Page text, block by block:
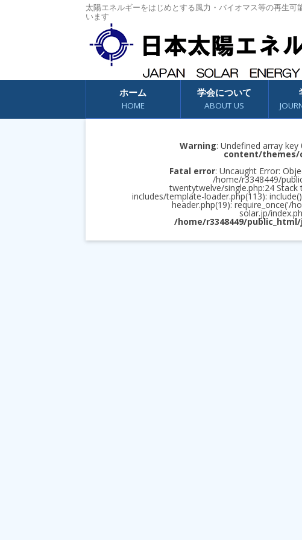
太陽エネルギーをはじめとする風力・バイオマス等の再生
います
コンテンツへスキップ
ホーム
HOME
学会について
ABOUT US
Warning: Undefined array key
content/themes/
Fatal error: Uncaught Error:
/home/r3348449/
twentytwelve/single.php:24
includes/template-loader.php(113):
header.php(19): require_once('/
solar.jp/
/home/r3348449/